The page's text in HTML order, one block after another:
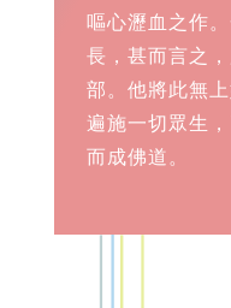
嘔心瀝血之作
長，甚而言之
部。他將此無
遍施一切眾生
而成佛道。